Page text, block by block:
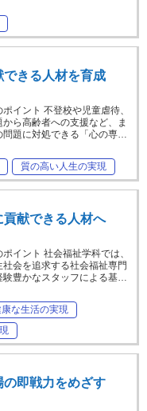
できる人材を育成
イント 不登校や児童虐待、
ら高齢者への支援など、ま
問題に対処できる「心の専…
質の高い人生の実現
貢献できる人材へ
イント 社会福祉学科では、
会を追求する社会福祉専門
験豊かなスタッフによる基…
な生活の実現
即戦力をめざす